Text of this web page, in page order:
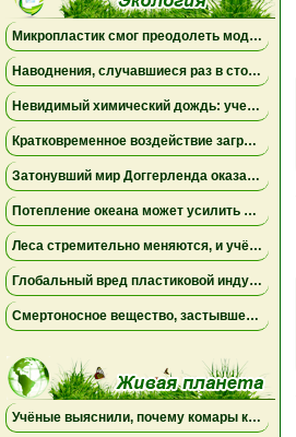
Микропластик смог преодолеть модель плацентарного барьера и повлиял на гормоны беременности
Наводнения, случавшиеся раз в столетие, могут превратиться в новую норму
Невидимый химический дождь: ученые обнаружили глобальное загрязнение «вечным химикатом», которое охватило всю планету
Кратковременное воздействие загрязнённого воздуха влияет не только на лёгкие, но и на мозг
Затонувший мир Доггерленда оказался зелёным убежищем: древняя ДНК раскрыла тайны ледникового периода
Потепление океана может усилить роль крошечного микроба, контролирующего морские питательные вещества
Леса стремительно меняются, и учёные бьют тревогу
Глобальный вред пластиковой индустрии для здоровья людей может удвоиться к 2040 году
Смертоносное вещество, застывшее во льду, могло запустить зарождение жизни на Земле
Учёные выяснили, почему комары кусают одних людей чаще, чем других